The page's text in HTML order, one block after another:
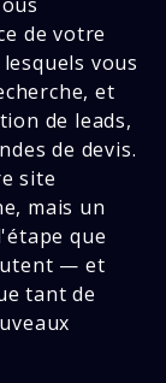
de votre
vous
et
de leads,
de devis.
site
mais un
que
— et
tant de